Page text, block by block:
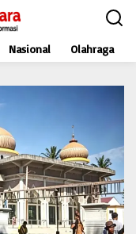
Nasional Olahraga